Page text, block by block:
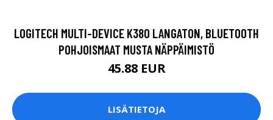
LOGITECH MULTI-DEVICE K380 LANGATON, BLUETOOTH
POHJOISMAAT MUSTA NÄPPÄIMISTÖ
45.88 EUR
LISÄTIETOJA